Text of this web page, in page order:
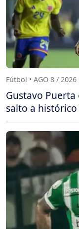
Fútbol • AGO 8 / 2026
Gustavo
salto a